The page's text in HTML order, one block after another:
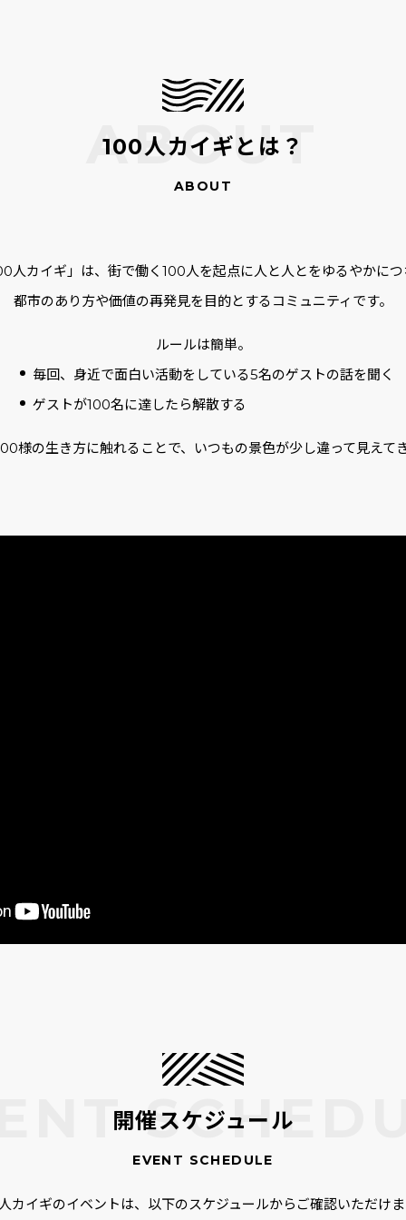
100人カイギとは？
人カイギ」は、街で働く100人を起点に人と人とをゆるやかに
都市のあり方や価値の再発見を目的とするコミュニティです。
ルールは簡単。
毎回、身近で面白い活動をしている5名のゲストの話を聞く
ゲストが100名に達したら解散する
様の生き方に触れることで、いつもの景色が少し違って見えて
開催スケジュール
カイギのイベントは、以下のスケジュールからご確認いただけ